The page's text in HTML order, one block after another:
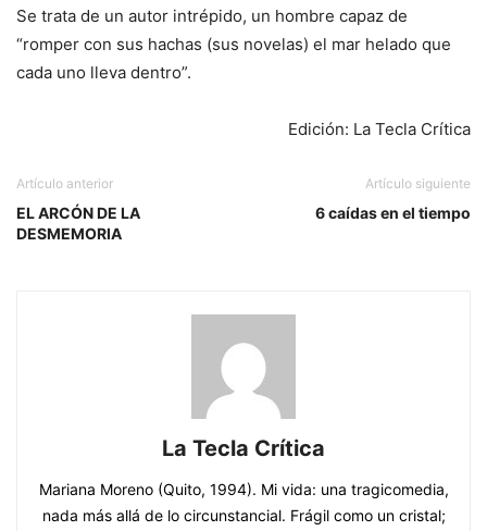
Se trata de un autor intrépido, un hombre capaz de
“romper con sus hachas (sus novelas) el mar helado que
cada uno lleva dentro”.
Edición: La Tecla Crítica
Artículo anterior
EL ARCÓN DE LA
DESMEMORIA
Artículo siguiente
6 caídas en el tiempo
La Tecla Crítica
Mariana Moreno (Quito, 1994). Mi vida: una tragicomedia,
nada más allá de lo circunstancial. Frágil como un cristal;